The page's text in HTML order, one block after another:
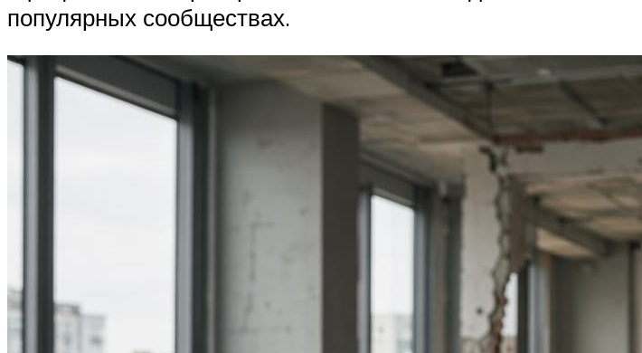
популярных сообществах.